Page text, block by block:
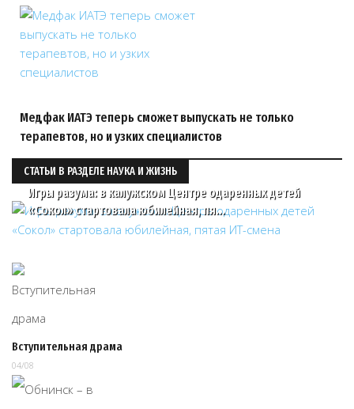
Медфак ИАТЭ теперь сможет выпускать не только
терапевтов, но и узких специалистов
СТАТЬИ В РАЗДЕЛЕ НАУКА И ЖИЗНЬ
Игры разума: в калужском Центре одаренных детей
«Сокол» стартовала юбилейная, пя…
Вступительная драма
04/08